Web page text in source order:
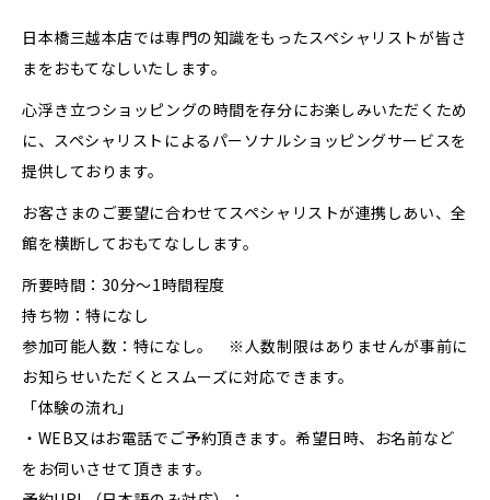
日本橋三越本店では専門の知識をもったスペシャリストが皆さ
まをおもてなしいたします。
心浮き立つショッピングの時間を存分にお楽しみいただくため
に、スペシャリストによるパーソナルショッピングサービスを
提供しております。
お客さまのご要望に合わせてスペシャリストが連携しあい、全
館を横断しておもてなしします。
所要時間：30分～1時間程度
持ち物：特になし
参加可能人数：特になし。 ※人数制限はありませんが事前に
お知らせいただくとスムーズに対応できます。
「体験の流れ」
・WEB又はお電話でご予約頂きます。希望日時、お名前など
をお伺いさせて頂きます。